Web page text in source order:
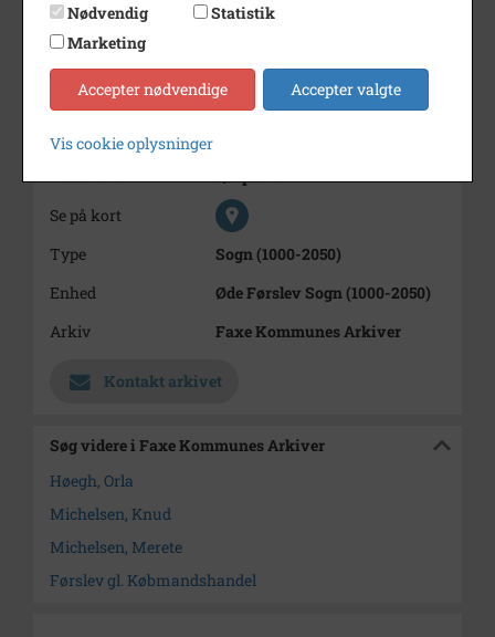
Periode
1970 - 1990
Fotograf
Orla Høegh
Størrelse
Materiale
s/h positiv
Se på kort
Type
Sogn (1000-2050)
Enhed
Øde Førslev Sogn (1000-2050)
Arkiv
Faxe Kommunes Arkiver
Kontakt arkivet
Søg videre i Faxe Kommunes Arkiver
Høegh, Orla
Michelsen, Knud
Michelsen, Merete
Førslev gl. Købmandshandel
Nødvendig
Statistik
Marketing
Accepter nødvendige Accepter valgte
Vis cookie oplysninger